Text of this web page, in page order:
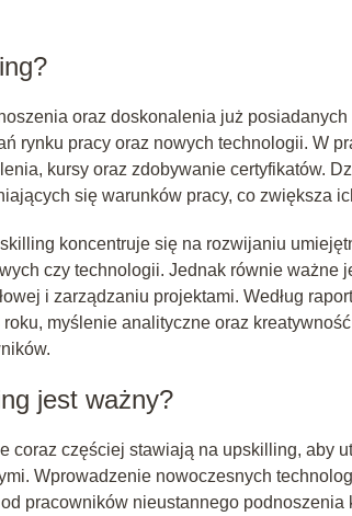
oraz doskonalenia już
rynku pracy oraz nowych technologii. W
kursy oraz zdobywanie certyfikatów.
się warunków pracy, co zwiększa
koncentruje się na rozwijaniu
czy technologii. Jednak równie ważne
i zarządzaniu projektami. Według
myślenie analityczne oraz
jest ważny?
coraz częściej stawiają na upskilling, aby
Wprowadzenie nowoczesnych
pracowników nieustannego